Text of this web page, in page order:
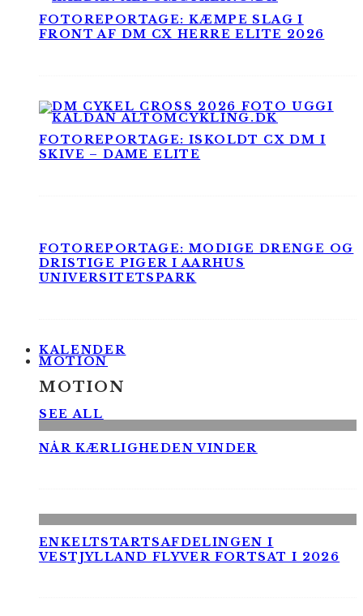
FOTOREPORTAGE: KÆMPE SLAG I
FRONT AF DM CX HERRE ELITE 2026
FOTOREPORTAGE: ISKOLDT CX DM I
SKIVE – DAME ELITE
FOTOREPORTAGE: MODIGE DRENGE OG
DRISTIGE PIGER I AARHUS
UNIVERSITETSPARK
KALENDER
MOTION
MOTION
SEE ALL
NÅR KÆRLIGHEDEN VINDER
ENKELTSTARTSAFDELINGEN I
VESTJYLLAND FLYVER FORTSAT I 2026